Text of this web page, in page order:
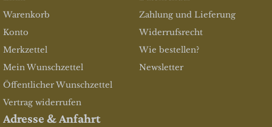
Warenkorb
Konto
Merkzettel
Mein Wunschzettel
Öffentlicher Wunschzettel
Vertrag widerrufen
Zahlung und Lieferung
Widerrufsrecht
Wie bestellen?
Newsletter
Adresse & Anfahrt